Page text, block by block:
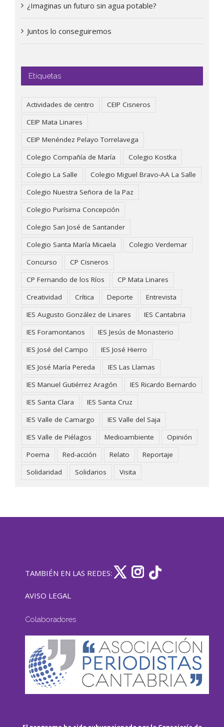
¿Imaginas un futuro sin agua potable?
Juntos lo conseguiremos
Etiquetas
Actividades de centro
CEIP Cisneros
CEIP Mata Linares
CEIP Menéndez Pelayo Torrelavega
Colegio Compañía de María
Colegio Kostka
Colegio La Salle
Colegio Miguel Bravo-AA La Salle
Colegio Nuestra Señora de la Paz
Colegio Purísima Concepción
Colegio San José de Santander
Colegio Santa María Micaela
Colegio Verdemar
Concurso
CP Cisneros
CP Fernando de los Ríos
CP Mata Linares
Creatividad
Crítica Deporte
Entrevista
IES Augusto González de Linares
IES Cantabria
IES Foramontanos
IES Jesús de Monasterio
IES José del Campo
IES José Hierro
IES José María Pereda
IES Las Llamas
IES Manuel Gutiérrez Aragón
IES Ricardo Bernardo
IES Santa Clara
IES Santa Cruz
IES Valle de Camargo
IES Valle del Saja
IES Valle de Piélagos
Medioambiente
Opinión
Poema
Red-acción Relato
Reportaje
Solidaridad
Solidarios Visita
TAMBIÉN EN LAS REDES:
AVISO LEGAL
Colaboradores